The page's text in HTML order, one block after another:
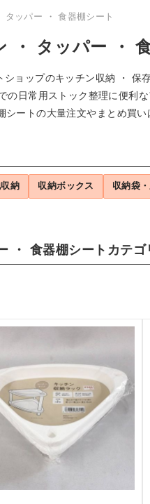
タッパー ・ 食器棚シート
・ タッパー ・
ョップのキッチン収納 ・ 保
日常用ストック整理に便利
ートの大量注文やまとめ買
納 収納ボックス 収納袋
・ 食器棚シートカテ